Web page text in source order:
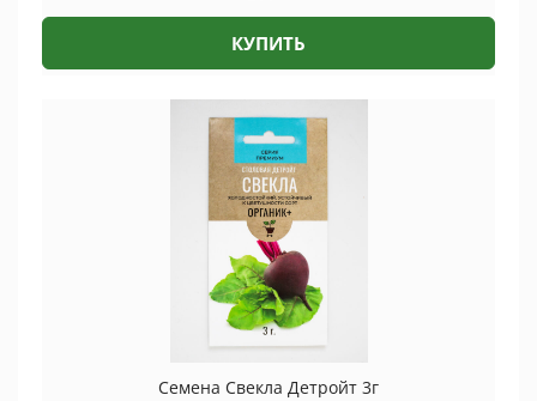
КУПИТЬ
Семена Свекла Детройт 3г